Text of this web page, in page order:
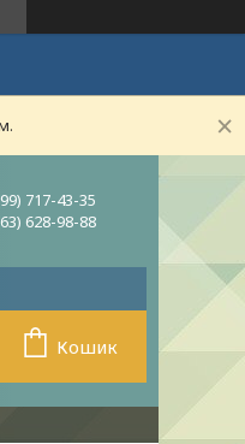
717-43-35
628-98-88
Кошик